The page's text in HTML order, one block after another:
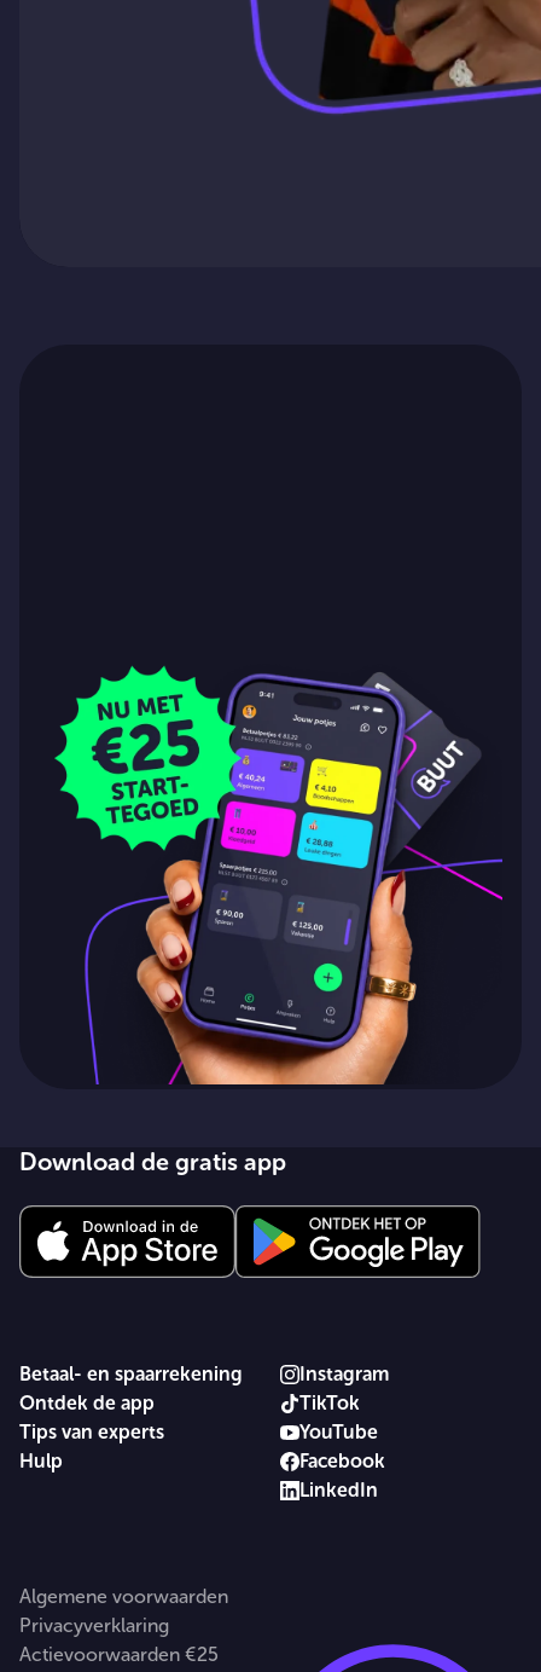
Download de gratis app
Betaal- en spaarrekening
Ontdek de app
Tips van experts
Hulp
Instagram
TikTok
YouTube
Facebook
LinkedIn
Algemene voorwaarden
Privacyverklaring
Actievoorwaarden €25